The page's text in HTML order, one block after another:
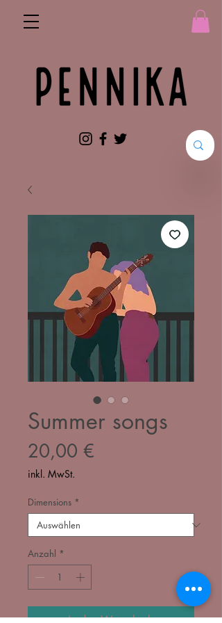
Summer songs
20,00 €
inkl. MwSt.
Dimensions *
Anzahl *
In den Warenkorb